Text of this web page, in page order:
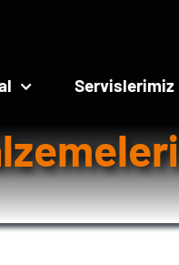
Servislerimiz